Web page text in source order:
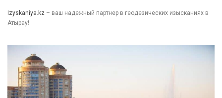
Izyskaniya.kz – ваш надежный партнер в геодезических изысканиях в
Атырау!